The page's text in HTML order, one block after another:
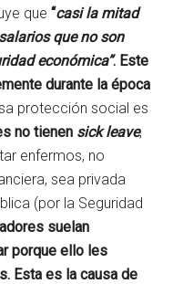
que“casi la mitad
que no son
económica”. Este
durante la época
protección social es
no tienen sick leave,
enfermos, no
sea privada
(por la Seguridad
suelan
porque ello les
Esta es la causa de